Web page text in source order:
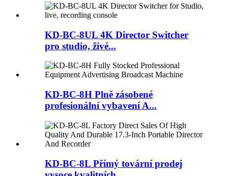
KD-BC-8UL 4K Director Switcher
pro studio, živé...
KD-BC-8H Plně zásobené
profesionální vybavení A...
KD-BC-8L Přímý tovární prodej